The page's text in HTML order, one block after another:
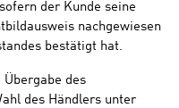
der Kunde seine
nachgewiesen
bestätigt hat.
des
des Händlers unter